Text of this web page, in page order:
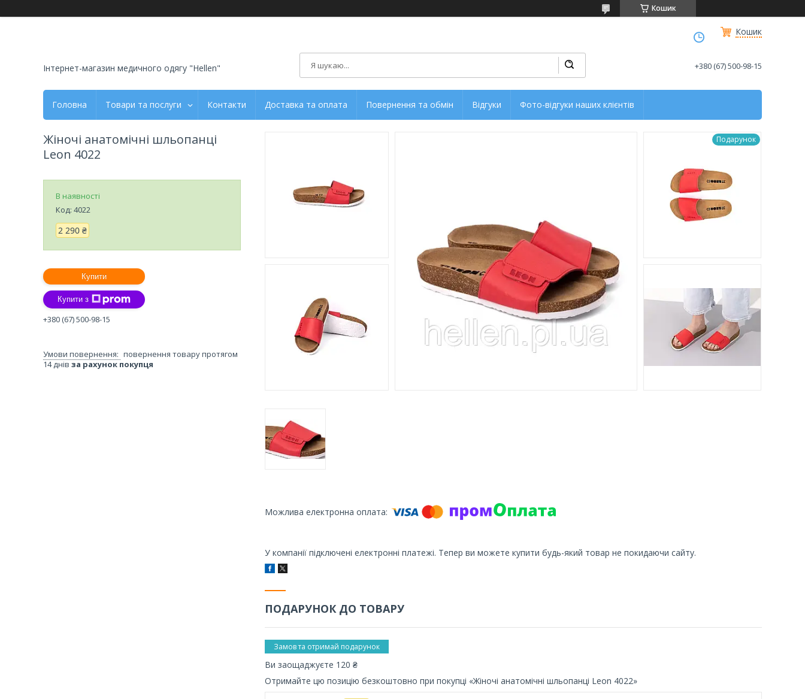
Кошик
Кошик
Інтернет-магазин медичного одягу "Hellen" +380 (67) 500-98-15
Головна Товари та послуги Контакти Доставка та оплата Повернення та обмін Відгуки Фото-відгуки наших клієнтів
Подарунок
У компанії підключені електронні платежі. Тепер ви можете купити будь-який товар не покидаючи сайту.
ПОДАРУНОК ДО ТОВАРУ
Замов та отримай подарунок
Ви заощаджуєте 120 ₴
Отримайте цю позицію безкоштовно при покупці «Жіночі анатомічні шльопанці Leon 4022»
Жіночі анатомічні шльопанці
Leon 4022
В наявності
Код: 4022
2 290 ₴
Купити
Купити з
+380 (67) 500-98-15
повернення товару протягом
14 днів за рахунок покупця